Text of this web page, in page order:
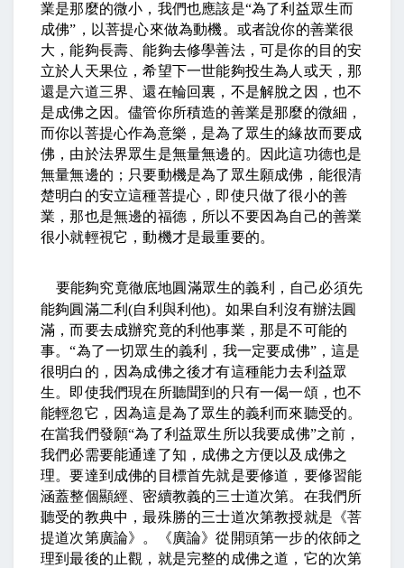
業是那麼的微小，我們也應該是“為了利益眾生而
成佛” ，以菩提心來做為動機。或者說你的善業很
大，能夠長壽、能夠去修學善法，可是你的目的安
立於人天果位，希望下一世能夠投生為人或天，那
還是六道三界、還在輪回裏，不是解脫之因，也不
是成佛之因。儘管你所積造的善業是那麼的微細，
而你以菩提心作為意樂，是為了眾生的緣故而要成
佛，由於法界眾生是無量無邊的。因此這功德也是
無量無邊的；只要動機是為了眾生願成佛，能很清
楚明白的安立這種菩提心，即使只做了很小的善
業，那也是無邊的福德，所以不要因為自己的善業
很小就輕視它，動機才是最重要的。
要能夠究竟徹底地圓滿眾生的義利，自己必須先
能夠圓滿二利(自利與利他)。如果自利沒有辦法圓
滿，而要去成辦究竟的利他事業，那是不可能的
事。“為了一切眾生的義利，我一定要成佛” ，這是
很明白的，因為成佛之後才有這種能力去利益眾
生。即使我們現在所聽聞到的只有一偈一頌，也不
能輕忽它，因為這是為了眾生的義利而來聽受的。
在當我們發願“為了利益眾生所以我要成佛”之前，
我們必需要能通達了知，成佛之方便以及成佛之
理。要達到成佛的目標首先就是要修道，要修習能
涵蓋整個顯經、密續教義的三士道次第。在我們所
聽受的教典中，最殊勝的三士道次第教授就是《菩
提道次第廣論》。《廣論》從開頭第一步的依師之
理到最後的止觀，就是完整的成佛之道，它的次第